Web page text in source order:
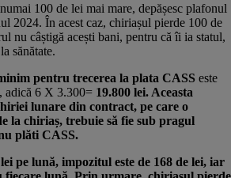
100 de lei mai mare, depășesc plafonul
2024. În acest caz, chiriașul pierde 100 de
nu câștigă acești bani, pentru că îi ia statul,
sănătate.
pentru trecerea la plata CASS este
adică 6 X 3.300= 19.800 lei. Aceasta
lunare din contract, pe care o
la chiriaș, trebuie să fie sub pragul
plăti CASS.
pe lună, impozitul este de 168 de lei, iar